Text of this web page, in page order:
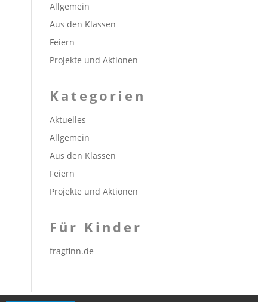
Allgemein
Aus den Klassen
Feiern
Projekte und Aktionen
Kategorien
Aktuelles
Allgemein
Aus den Klassen
Feiern
Projekte und Aktionen
Für Kinder
fragfinn.de